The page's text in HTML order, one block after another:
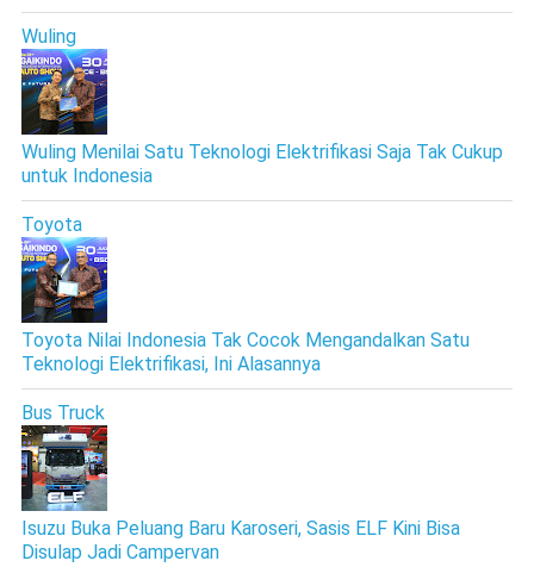
Wuling
Wuling Menilai Satu Teknologi Elektrifikasi Saja Tak Cukup
untuk Indonesia
Toyota
Toyota Nilai Indonesia Tak Cocok Mengandalkan Satu
Teknologi Elektrifikasi, Ini Alasannya
Bus Truck
Isuzu Buka Peluang Baru Karoseri, Sasis ELF Kini Bisa
Disulap Jadi Campervan